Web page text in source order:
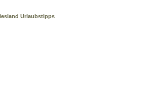
Urlaubstipps